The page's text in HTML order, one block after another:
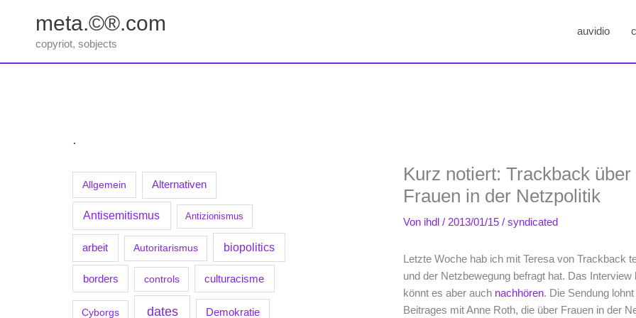
springen
meta.©®.com
copyriot, sobjects
auvidio
.
Allgemein Alternativen
Antisemitismus Antizionismus
arbeit Autoritarismus biopolitics
borders controls culturacisme
Cyborgs dates Demokratie
Kurz notiert: Trackback
Frauen in der Netzpolitik
Von ihdl/ 2013/01/15/syndicated
Letzte Woche hab ich mit Teresa von Trackback
und der Netzbewegung befragt hat. Das
könnt es aber auch nachhören. Die Sendung
Beitrages mit Anne Roth, die über Frauen in der